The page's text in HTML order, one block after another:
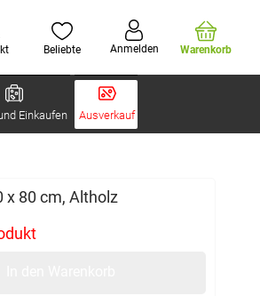
Beliebte Anmelden Warenkorb
Einkaufen Ausverkauf
x 80 cm, Altholz